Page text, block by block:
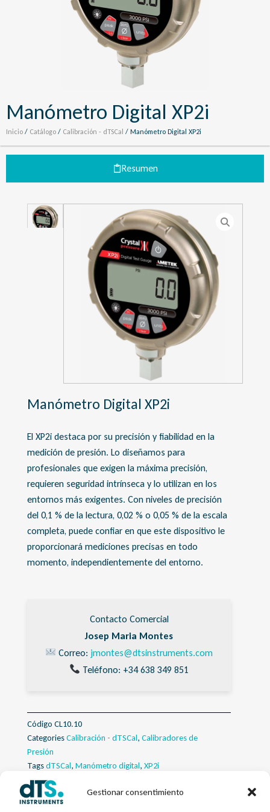
Gestionar consentimiento
Manómetro Digital XP2i
Inicio / Catálogo / Calibración - dTSCal / Manómetro Digital XP2i
Resumen
Manómetro Digital XP2i
El XP2i destaca por su precisión y fiabilidad en la
medición de presión. Lo diseñamos para
profesionales que exigen la máxima precisión,
requieren seguridad intrínseca y lo utilizan en los
entornos más exigentes. Con niveles de precisión
del 0,1 % de la lectura, 0,02 % o 0,05 % de la escala
completa, puede confiar en que este dispositivo le
proporcionará mediciones precisas en todo
momento, independientemente del entorno.
Contacto Comercial
Josep Maria Montes
Correo: jmontes@dtsinstruments.com
Teléfono: +34 638 349 851
Código CL10.10
CategoriesCalibración - dTSCal, Calibradores de
Presión
TagsdTSCal, Manómetro digital, XP2i